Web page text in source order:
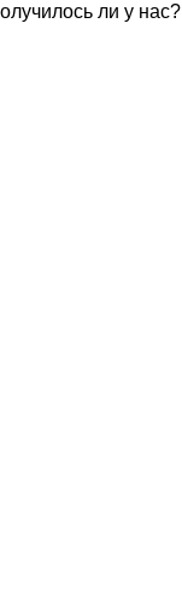
ли у нас?